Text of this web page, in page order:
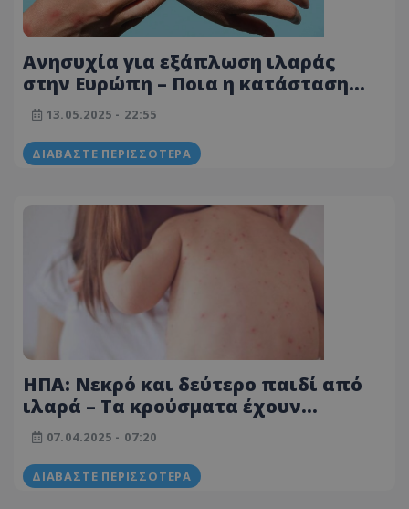
Ανησυχία για εξάπλωση ιλαράς
στην Ευρώπη – Ποια η κατάσταση
στην Κύπρο
13.05.2025 - 22:55
ΔΙΑΒΆΣΤΕ ΠΕΡΙΣΣΌΤΕΡΑ
ΗΠΑ: Νεκρό και δεύτερο παιδί από
ιλαρά – Τα κρούσματα έχουν
ξεπεράσει τα 600
07.04.2025 - 07:20
ΔΙΑΒΆΣΤΕ ΠΕΡΙΣΣΌΤΕΡΑ